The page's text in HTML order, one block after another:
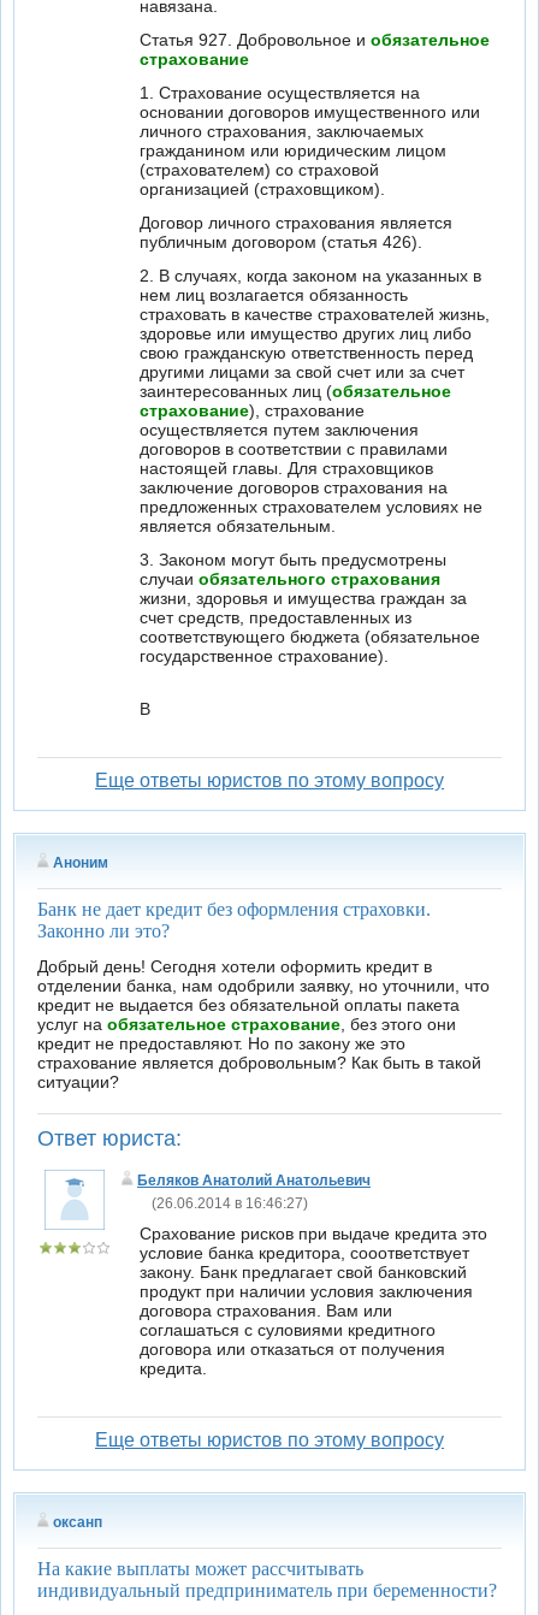
навязана.
Статья 927. Добровольное и обязательное
страхование
1. Страхование осуществляется на
основании договоров имущественного или
личного страхования, заключаемых
гражданином или юридическим лицом
(страхователем) со страховой
организацией (страховщиком).
Договор личного страхования является
публичным договором (статья 426).
2. В случаях, когда законом на указанных в
нем лиц возлагается обязанность
страховать в качестве страхователей жизнь,
здоровье или имущество других лиц либо
свою гражданскую ответственность перед
другими лицами за свой счет или за счет
заинтересованных лиц (обязательное
страхование), страхование
осуществляется путем заключения
договоров в соответствии с правилами
настоящей главы. Для страховщиков
заключение договоров страхования на
предложенных страхователем условиях не
является обязательным.
3. Законом могут быть предусмотрены
случаи обязательного страхования
жизни, здоровья и имущества граждан за
счет средств, предоставленных из
соответствующего бюджета (обязательное
государственное страхование).
В
Еще ответы юристов по этому вопросу
Аноним
Банк не дает кредит без оформления страховки.
Законно ли это?
Добрый день! Сегодня хотели оформить кредит в
отделении банка, нам одобрили заявку, но уточнили, что
кредит не выдается без обязательной оплаты пакета
услуг на обязательное страхование , без этого они
кредит не предоставляют. Но по закону же это
страхование является добровольным? Как быть в такой
ситуации?
Ответ юриста:
Беляков Анатолий Анатольевич
(26.06.2014 в 16:46:27)
Срахование рисков при выдаче кредита это
условие банка кредитора, сооответствует
закону. Банк предлагает свой банковский
продукт при наличии условия заключения
договора страхования. Вам или
соглашаться с суловиями кредитного
договора или отказаться от получения
кредита.
Еще ответы юристов по этому вопросу
оксанп
На какие выплаты может рассчитывать
индивидуальный предприниматель при беременности?